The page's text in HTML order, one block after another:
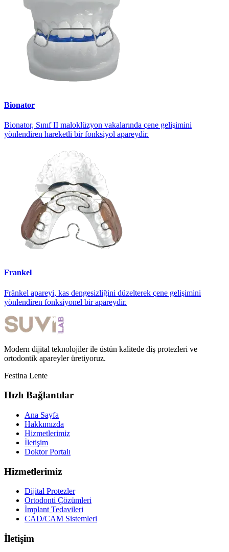
Bionator
Bionator, Sınıf II maloklüzyon vakalarında çene gelişimini
yönlendiren hareketli bir fonksiyol apareydir.
Frankel
Fränkel apareyi, kas dengesizliğini düzelterek çene gelişimini
yönlendiren fonksiyonel bir apareydir.
Modern dijital teknolojiler ile üstün kalitede diş protezleri ve
ortodontik apareyler üretiyoruz.
Festina Lente
Hızlı Bağlantılar
Ana Sayfa
Hakkımızda
Hizmetlerimiz
İletişim
Doktor Portalı
Hizmetlerimiz
Dijital Protezler
Ortodonti Çözümleri
İmplant Tedavileri
CAD/CAM Sistemleri
İletişim